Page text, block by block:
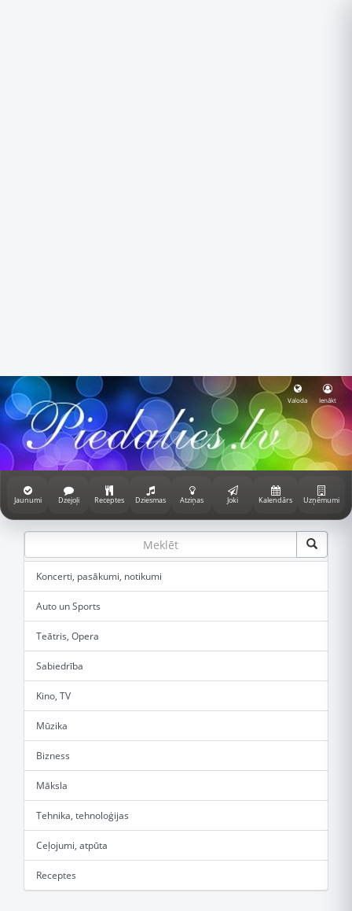
Valoda Ienākt
Jaunumi Dzejoļi Receptes Dziesmas Atziņas Joki Kalendārs Uzņēmumi
Koncerti, pasākumi, notikumi
Auto un Sports
Teātris, Opera
Sabiedrība
Kino, TV
Mūzika
Bizness
Māksla
Tehnika, tehnoloģijas
Ceļojumi, atpūta
Receptes